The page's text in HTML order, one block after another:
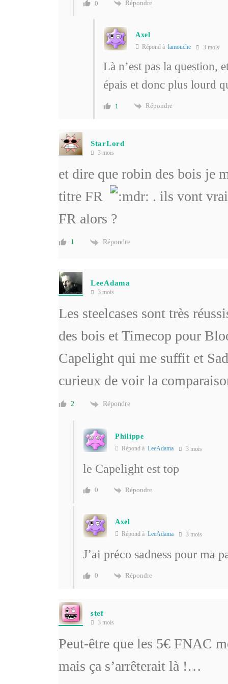
0 Répondre
Axel
Répond à lamouche 3 mois
Là n’est pas la question,
épais et donc plus lourd
1 Répondre
StarLord
3 mois
et dire que robin des bois je
titre FR
. ils vont
FR alors ?
1 Répondre
LeeAdama
3 mois
Les steelcases sont très
des bois et Timecop pour
Capelight qui me suffit et
curieux de voir la
2 Répondre
Philippe
Répond à LeeAdama 3 mois
le Capelight est top
0 Répondre
Axel
Répond à LeeAdama 3 mois
J’ai préco sadness pour ma
0 Répondre
stef
3 mois
Peut-être que les 5€ FNAC
mais ça s’arrêterait là !…